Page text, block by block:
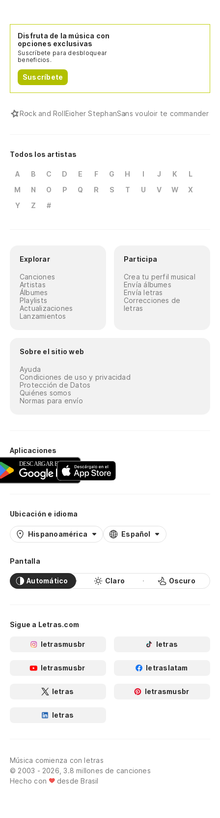
Disfruta de la música con
opciones exclusivas
Suscríbete para desbloquear
beneficios.
Suscríbete
Rock and RollEicher StephanSans vouloir te commander
Todos los artistas
A B C D E F G H I J K
L
M
N O P Q R S T U V W
X
Y
Z #
Explorar
Canciones
Artistas
Álbumes
Playlists
Actualizaciones
Lanzamientos
Participa
Crea tu perfil musical
Envía álbumes
Envía letras
Correcciones de
letras
Sobre el sitio web
Ayuda
Condiciones de uso y privacidad
Protección de Datos
Quiénes somos
Normas para envío
Aplicaciones
Ubicación e idioma
Hispanoamérica Español
Pantalla
Automático Claro Oscuro
Sigue a Letras.com
letrasmusbr letras
letrasmusbr letraslatam
letras letrasmusbr
letras
Música comienza con letras
© 2003 - 2026, 3.8 millones de canciones
Hecho con
desde Brasil